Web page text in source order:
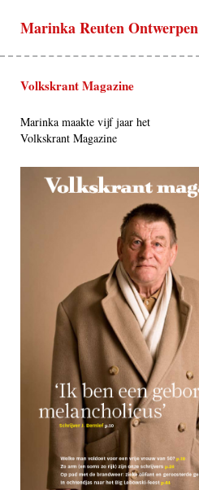
Marinka Reuten Ontwerpen
Volkskrant Magazine
Marinka maakte vijf jaar het
Volkskrant Magazine